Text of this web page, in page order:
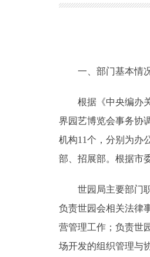
决策公开
政务服务
个人服务
便民服务
一、部门基本情
根据《中央编办关
界园艺博览会事务协
机构11个，分别为办
部、招展部。根据市
世园局主要部门职
负责世园会相关法律
营管理工作；负责世
场开发的组织管理与